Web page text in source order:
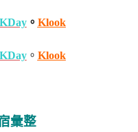
。 Klook
。 Klook
彙整